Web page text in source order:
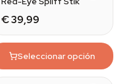
€ 39,99
Seleccionar opción